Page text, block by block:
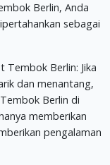
Berlin, Anda
sebagai
Tembok Berlin: Jika
dan menantang,
Berlin di
memberikan
pengalaman